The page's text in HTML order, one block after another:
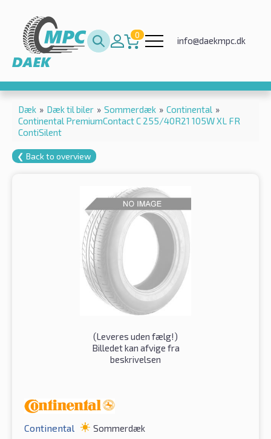
0
info@daekmpc.dk
Dæk » Dæk til biler » Sommerdæk » Continental »
Continental PremiumContact C 255/40R21 105W XL FR
ContiSilent
❮ Back to overview
(Leveres uden fælg!)
Billedet kan afvige fra
beskrivelsen
Continental Sommerdæk